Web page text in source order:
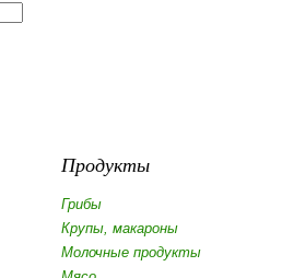
Продукты
Грибы
Крупы, макароны
Молочные продукты